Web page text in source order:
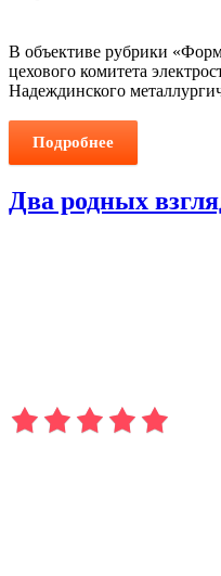
В объективе рубрики
цехового комитета
Надеждинского
Подробнее
Два родных